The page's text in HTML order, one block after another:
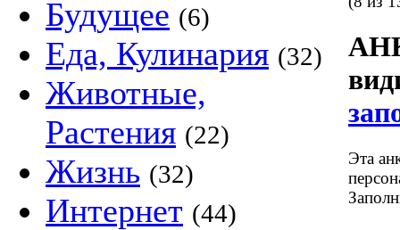
Будущее (6)
Еда, Кулинария (32)
Животные,
Растения (22)
Жизнь (32)
Интернет (44)
Эта